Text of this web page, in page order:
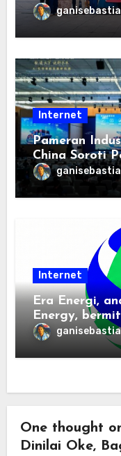
Keterbukaan,
Berorientasi
Internet
Pameran
China Soroti
Internet
Era Energi,
Energy,
transisi
energi global
One thought
Dinilai Oke,